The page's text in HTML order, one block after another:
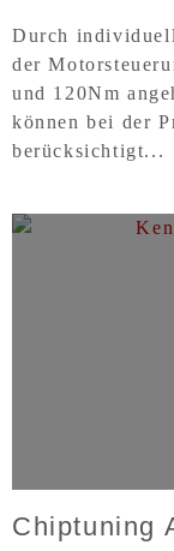
Durch
der
und 120Nm
können bei der
berücksichtigt...
Chiptuning